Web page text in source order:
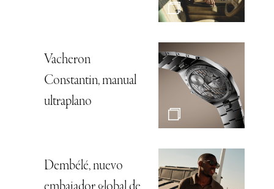
Vacheron
Constantin, manual
ultraplano
Dembélé, nuevo